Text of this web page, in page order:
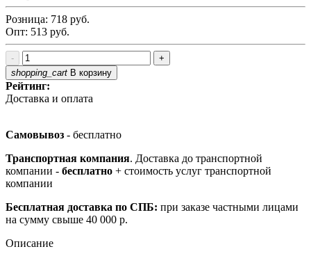
Розница: 718 руб.
Опт: 513 руб.
-
+
shopping_cart В корзину
Рейтинг:
Доставка и оплата
Самовывоз - бесплатно
Транспортная компания. Доставка до транспортной
компании - бесплатно + стоимость услуг транспортной
компании
Бесплатная доставка по СПБ: при заказе частными лицами
на сумму свыше 40 000 р.
Описание